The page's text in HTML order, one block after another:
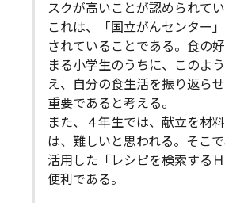
スクが高いことが認められてい
これは、「国立がんセンター
されていることである。食の
まる小学生のうちに、このよ
え、自分の食生活を振り返らせ
重要であると考える。
また、４年生では、献立を材
は、難しいと思われる。そこ
活用した「レシピを検索する
便利である。